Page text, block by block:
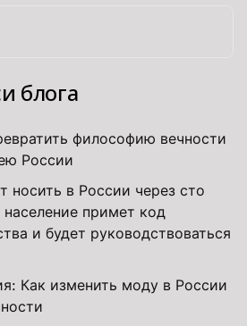
блога
философию вечности
России
носить в России через сто
примет код
и будет руководствоваться
Как изменить моду в России